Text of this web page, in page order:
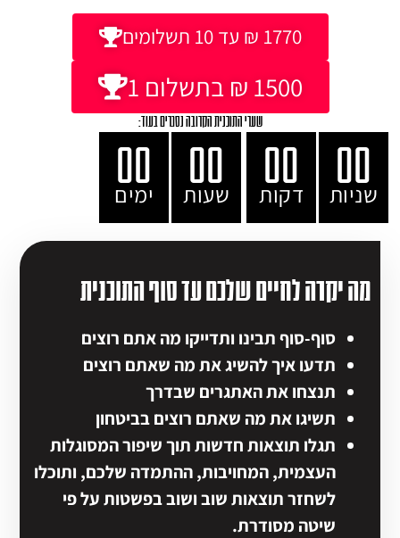
1770 ₪ עד 10 תשלומים
1500 ₪ בתשלום 1
שערי התוכנית הקרובה נסגרים בעוד:
00
ימים 00
שעות 00
דקות 00
שניות
מה יקרה לחיים שלכם עד סוף התוכנית
סוף-סוף תבינו ותדייקו מה אתם רוצים
תדעו איך להשיג את מה שאתם רוצים
תנצחו את האתגרים שבדרך
תשיגו את מה שאתם רוצים בביטחון
תגלו תוצאות חדשות תוך שיפור המסוגלות
העצמית, המחויבות, ההתמדה שלכם, ותוכלו
לשחזר תוצאות שוב ושוב בפשטות על פי
שיטה מסודרת.